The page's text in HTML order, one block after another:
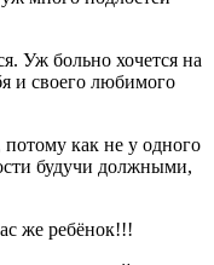
Уж больно хочется на
и своего любимого
потому как не у одного
будучи должными,
же ребёнок!!!